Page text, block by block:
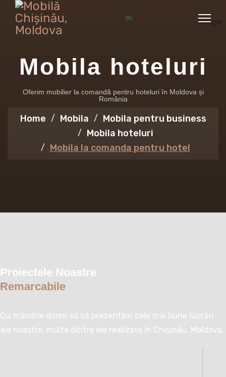
Mobila hoteluri
Oferim mobilier la comandă pentru hoteluri în Moldova și
România
Home Mobila
Mobila pentru business
Mobila hoteluri
Mobila la comanda pentru hotel
Proiectele Noastre
Remarcabile
Cu mândrie dorim să vă prezentăm cele mai bune lucrări
ale noastre, multe dintre ele realizate în Chișinău, Moldova.